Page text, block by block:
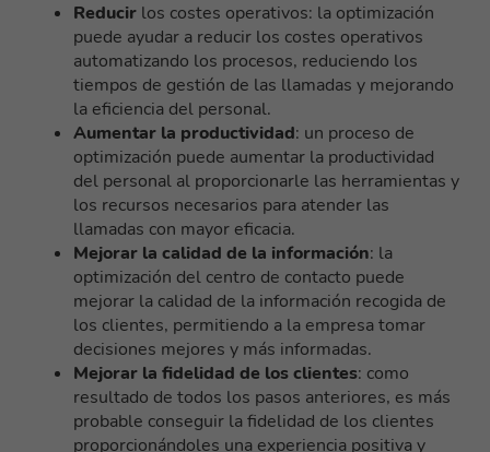
Reducir los costes operativos: la optimización
puede ayudar a reducir los costes operativos
automatizando los procesos, reduciendo los
tiempos de gestión de las llamadas y mejorando
la eficiencia del personal.
Aumentar la productividad: un proceso de
optimización puede aumentar la productividad
del personal al proporcionarle las herramientas y
los recursos necesarios para atender las
llamadas con mayor eficacia.
Mejorar la calidad de la información: la
optimización del centro de contacto puede
mejorar la calidad de la información recogida de
los clientes, permitiendo a la empresa tomar
decisiones mejores y más informadas.
Mejorar la fidelidad de los clientes: como
resultado de todos los pasos anteriores, es más
probable conseguir la fidelidad de los clientes
proporcionándoles una experiencia positiva y